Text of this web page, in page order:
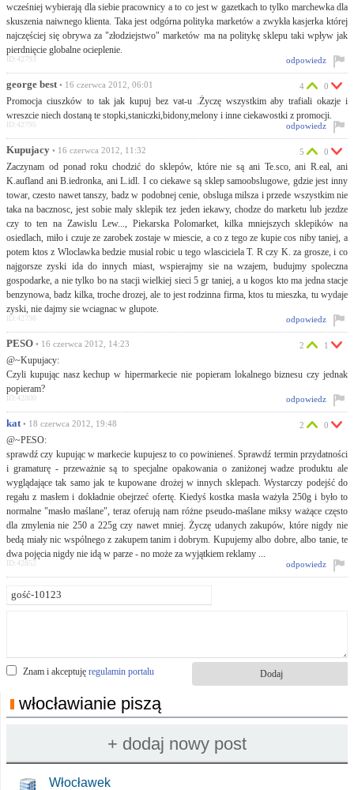
wcześniej wybierają dla siebie pracownicy a to co jest w gazetkach to tylko marchewka dla
skuszenia naiwnego klienta. Taka jest odgórna polityka marketów a zwykła kasjerka której
najczęściej się obrywa za "złodziejstwo" marketów ma na politykę sklepu taki wpływ jak
pierdnięcie globalne ocieplenie.
odpowiedz
ID:42793
george best • 16 czerwca 2012, 06:01
Promocja ciuszków to tak jak kupuj bez vat-u .Życzę wszystkim aby trafiali okazje i
wreszcie niech dostaną te stopki,staniczki,bidony,melony i inne ciekawostki z promocji.
4 0
odpowiedz
ID:42795
Kupujacy • 16 czerwca 2012, 11:32
Zaczynam od ponad roku chodzić do sklepów, które nie są ani Te.sco, ani R.eal, ani
K.aufland ani B.iedronka, ani L.idl. I co ciekawe są sklep samoobslugowe, gdzie jest inny
towar, czesto nawet tanszy, badz w podobnej cenie, obsluga milsza i przede wszystkim nie
taka na bacznosc, jest sobie maly sklepik tez jeden iekawy, chodze do marketu lub jezdze
czy to ten na Zawislu Lew..., Piekarska Polomarket, kilka mniejszych sklepików na
osiedlach, miło i czuje ze zarobek zostaje w miescie, a co z tego ze kupie cos niby taniej, a
potem ktos z Wloclawka bedzie musial robic u tego wlasciciela T. R czy K. za grosze, i co
najgorsze zyski ida do innych miast, wspierajmy sie na wzajem, budujmy spoleczna
gospodarke, a nie tylko bo na stacji wielkiej sieci 5 gr taniej, a u kogos kto ma jedna stacje
benzynowa, badz kilka, troche drozej, ale to jest rodzinna firma, ktos tu mieszka, tu wydaje
zyski, nie dajmy sie wciagnac w glupote.
5 0
odpowiedz
ID:42798
PESO • 16 czerwca 2012, 14:23
@~Kupujacy:
Czyli kupując nasz kechup w hipermarkecie nie popieram lokalnego biznesu czy jednak
popieram?
2 1
odpowiedz
ID:42800
kat • 18 czerwca 2012, 19:48
@~PESO:
sprawdź czy kupując w markecie kupujesz to co powinieneś. Sprawdź termin przydatności
i gramaturę - przeważnie są to specjalne opakowania o zaniżonej wadze produktu ale
wyglądające tak samo jak te kupowane drożej w innych sklepach. Wystarczy podejść do
regału z masłem i dokładnie obejrzeć ofertę. Kiedyś kostka masła ważyła 250g i było to
normalne "masło maślane", teraz oferują nam różne pseudo-maślane miksy ważące często
dla zmylenia nie 250 a 225g czy nawet mniej. Życzę udanych zakupów, które nigdy nie
bedą miały nic wspólnego z zakupem tanim i dobrym. Kupujemy albo dobre, albo tanie, te
dwa pojęcia nigdy nie idą w parze - no może za wyjątkiem reklamy ...
2 0
odpowiedz
ID:42852
Znam i akceptuję regulamin portalu
włocławianie piszą
Włocławek